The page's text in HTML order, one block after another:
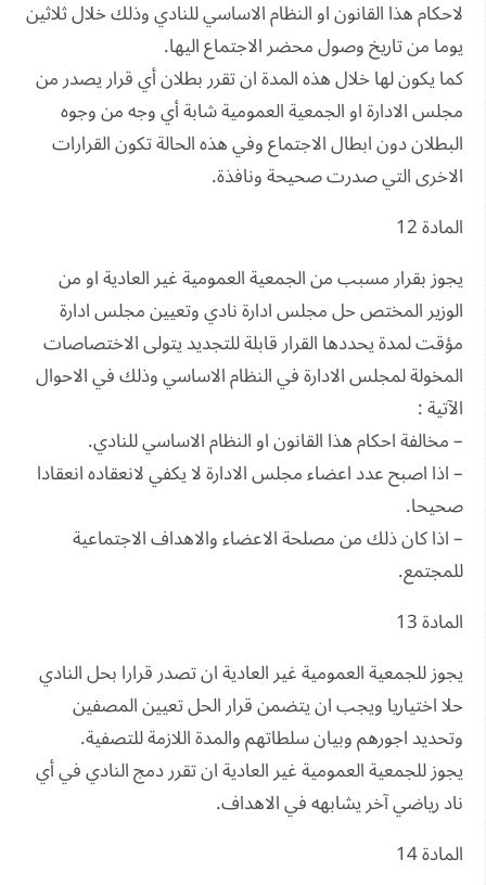
لاحكام هذا القانون او النظام الاساسي للنادي وذلك خلال ثلاثين
يوما من تاريخ وصول محضر الاجتماع اليها.
كما يكون لها خلال هذه المدة ان تقرر بطلان أي قرار يصدر من
مجلس الادارة او الجمعية العمومية شابة أي وجه من وجوه
البطلان دون ابطال الاجتماع وفي هذه الحالة تكون القرارات
الاخرى التي صدرت صحيحة ونافذة.
المادة 12
يجوز بقرار مسبب من الجمعية العمومية غير العادية او من
الوزير المختص حل مجلس ادارة نادي وتعيين مجلس ادارة
مؤقت لمدة يحددها القرار قابلة للتجديد يتولى الاختصاصات
المخولة لمجلس الادارة في النظام الاساسي وذلك في الاحوال
الآتية :
– مخالفة احكام هذا القانون او النظام الاساسي للنادي.
– اذا اصبح عدد اعضاء مجلس الادارة لا يكفي لانعقاده انعقادا
صحيحا.
– اذا كان ذلك من مصلحة الاعضاء والاهداف الاجتماعية
للمجتمع.
المادة 13
يجوز للجمعية العمومية غير العادية ان تصدر قرارا بحل النادي
حلا اختياريا ويجب ان يتضمن قرار الحل تعيين المصفين
وتحديد اجورهم وبيان سلطاتهم والمدة اللازمة للتصفية.
يجوز للجمعية العمومية غير العادية ان تقرر دمج النادي في أي
ناد رياضي آخر يشابهه في الاهداف.
المادة 14